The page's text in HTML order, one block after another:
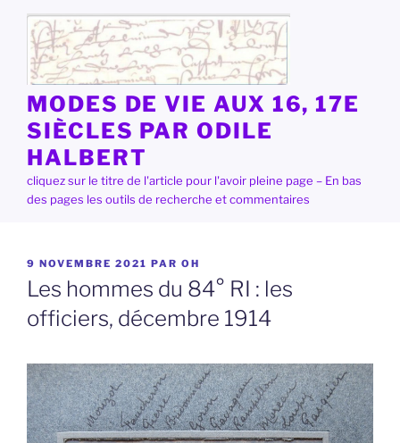
contenu
principal
MODES DE VIE AUX 16, 17E
SIÈCLES PAR ODILE
HALBERT
cliquez sur le titre de l'article pour l'avoir pleine page – En bas
des pages les outils de recherche et commentaires
PUBLIÉ
LE
9 NOVEMBRE 2021 PAR OH
Les hommes du 84° RI : les
officiers, décembre 1914